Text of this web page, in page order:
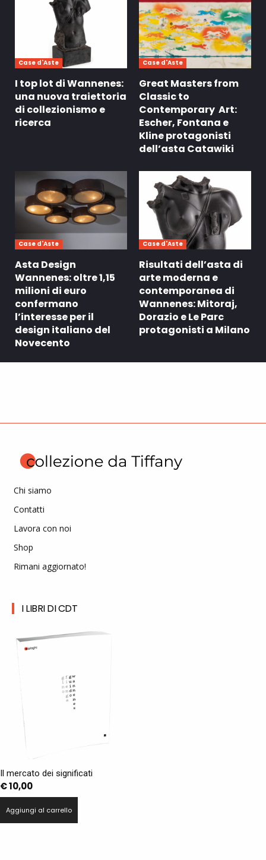
Case d'Aste
I top lot di Wannenes:
una nuova traiettoria
di collezionismo e
ricerca
Case d'Aste
Great Masters from
Classic to
Contemporary Art:
Escher, Fontana e
Kline protagonisti
dell’asta Catawiki
Case d'Aste
Asta Design
Wannenes: oltre 1,15
milioni di euro
confermano
l’interesse per il
design italiano del
Novecento
Case d'Aste
Risultati dell’asta di
arte moderna e
contemporanea di
Wannenes: Mitoraj,
Dorazio e Le Parc
protagonisti a Milano
Chi siamo
Contatti
Lavora con noi
Shop
Rimani aggiornato!
I LIBRI DI CDT
Il mercato dei significati
€10,00
Aggiungi al carrello